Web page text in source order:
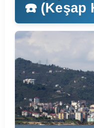
☎️ (Keşap